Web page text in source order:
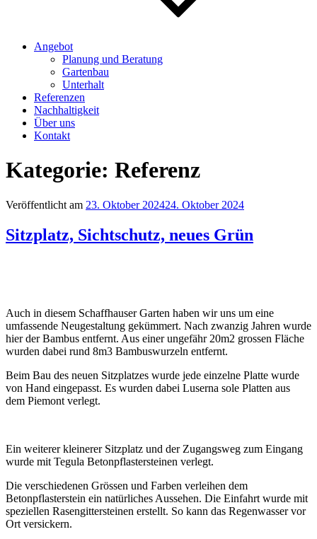
Angebot
Planung und Beratung
Gartenbau
Unterhalt
Referenzen
Nachhaltigkeit
Über uns
Kontakt
Kategorie: Referenz
Veröffentlicht am 23. Oktober 202424. Oktober 2024
Sitzplatz, Sichtschutz, neues Grün
Auch in diesem Schaffhauser Garten haben wir uns um eine
umfassende Neugestaltung gekümmert. Nach zwanzig Jahren wurde
hier der Bambus entfernt. Aus einer ungefähr 20m2 grossen Fläche
wurden dabei rund 8m3 Bambuswurzeln entfernt.
Beim Bau des neuen Sitzplatzes wurde jede einzelne Platte wurde
von Hand eingepasst. Es wurden dabei Luserna sole Platten aus
dem Piemont verlegt.
Ein weiterer kleinerer Sitzplatz und der Zugangsweg zum Eingang
wurde mit Tegula Betonpflastersteinen verlegt.
Die verschiedenen Grössen und Farben verleihen dem
Betonpflasterstein ein natürliches Aussehen. Die Einfahrt wurde mit
speziellen Rasengittersteinen erstellt. So kann das Regenwasser vor
Ort versickern.